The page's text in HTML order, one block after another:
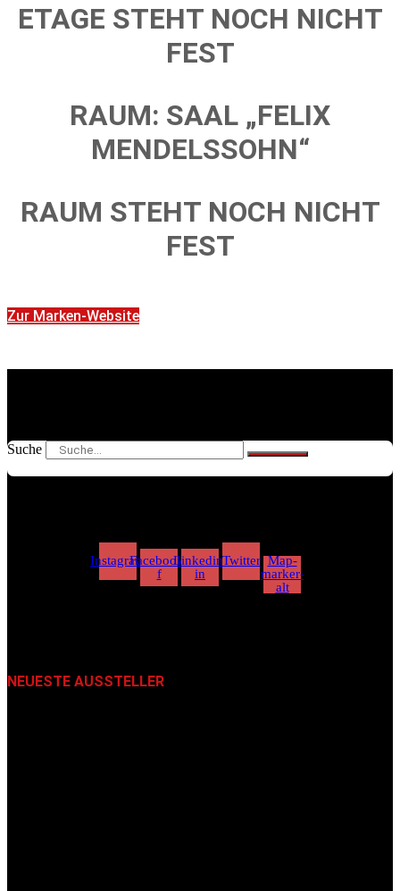
ETAGE STEHT NOCH NICHT
FEST
RAUM: SAAL „FELIX
MENDELSSOHN“
RAUM STEHT NOCH NICHT
FEST
Zur Marken-Website
Suche
InstagramFacebook-
f
Linkedin-
in
Twitter Map-
marker-
alt
NEUESTE AUSSTELLER